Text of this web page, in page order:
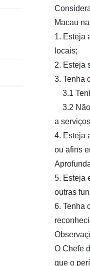
Macau
1. Esteja
locais;
2. Esteja
3. Tenha
3.1
3.2 Não
a
4. Esteja
ou afins
5. Esteja
outras
6. Tenha
O Chefe
que o